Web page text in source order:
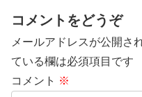
コメントをどうぞ
メールアドレスが公開さ
ている欄は必須項目です
コメント ※